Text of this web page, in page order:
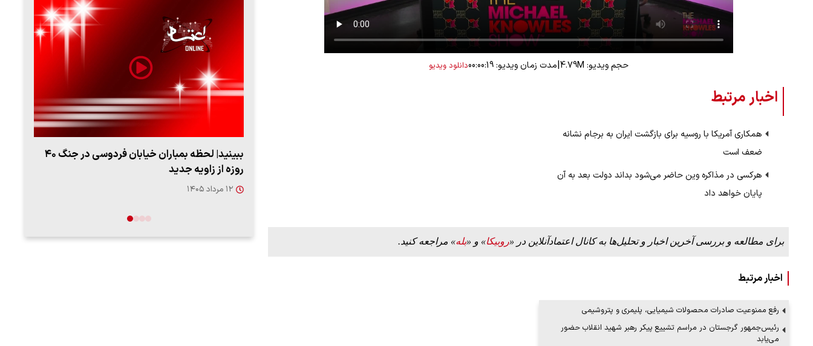
حجم ویدیو: 4.79M |مدت زمان ویدیو: 00:00:19 دانلود ویدیو
اخبار مرتبط
همکاری آمریکا با روسیه برای بازگشت ایران به برجام نشانه
ضعف است
هرکسی در مذاکره وین حاضر می‌شود بداند دولت بعد به آن
پایان خواهد داد
برای مطالعه و بررسی آخرین اخبار و تحلیل‌ها به کانال اعتمادآنلاین در «روبیکا» و «بله» مراجعه کنید.
اخبار مرتبط
رفع ممنوعیت صادرات محصولات شیمیایی، پلیمری و پتروشیمی
رئیس‌جمهور گرجستان در مراسم تشییع پیکر رهبر شهید انقلاب حضور
می‌یابد
ببینید| ویدئویی جدید از لحظه زلزله ۷.۱ ریشتری
ببینید| لحظه بمباران خیابان فردوسی در جنگ ۴۰
روزه از زاویه جدید
۱۲ مرداد ۱۴۰۵